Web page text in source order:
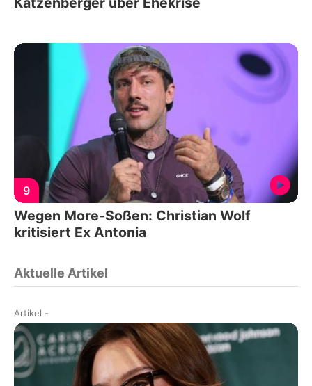
9
Wegen More-Soßen: Christian Wolf
kritisiert Ex Antonia
Aktuelle Artikel
Artikel -